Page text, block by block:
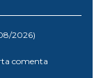
2026)
comenta